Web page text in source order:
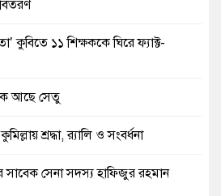
কুবিতে ১১ শিক্ষককে ঘিরে ফ্যাক্ট-
আছে সেতু
শ্রদ্ধা, র‍্যালি ও সংবর্ধনা
সাবেক সেনা সদস্য হাফিজুর রহমান